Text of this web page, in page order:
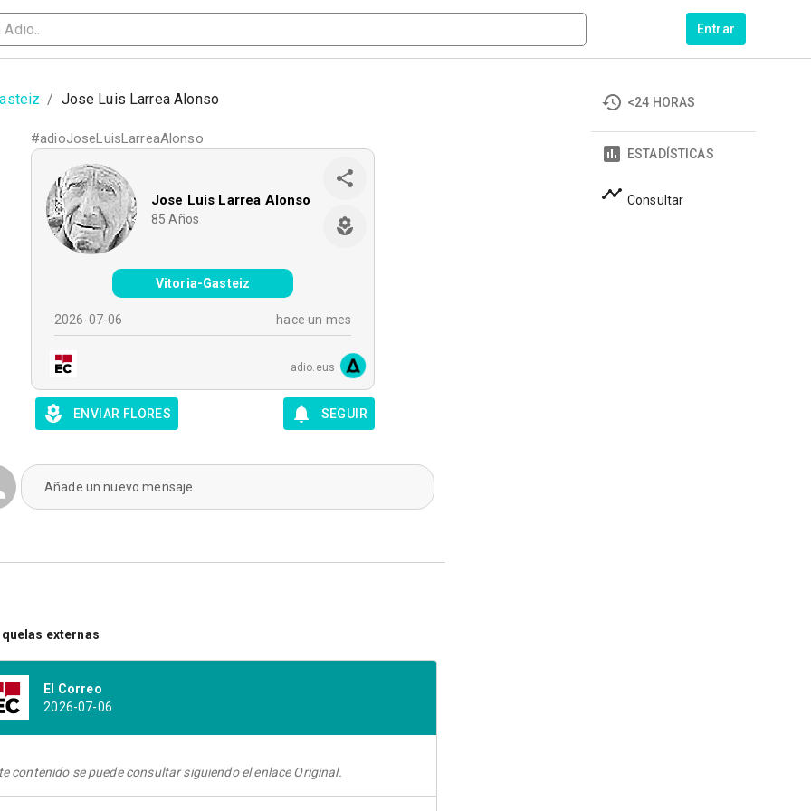
Entrar
/ Jose Luis Larrea Alonso
#adioJoseLuisLarreaAlonso
Jose Luis Larrea Alonso
85 Años
Vitoria-Gasteiz
2026-07-06 hace un mes
adio.eus
ENVIAR FLORES SEGUIR
Añade un nuevo mensaje
externas
El Correo
2026-07-06
contenido se puede consultar siguiendo el enlace Original.
<24 HORAS
ESTADÍSTICAS
Consultar